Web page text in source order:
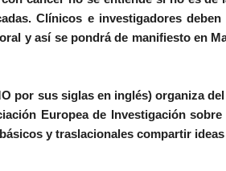
Clínicos e investigadores
y así se pondrá de manifiesto en
por sus siglas en inglés) organiza
Europea de Investigación
y traslacionales compartir